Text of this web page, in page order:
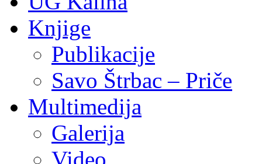
Knjige
Publikacije
Savo Štrbac – Priče
Multimedija
Galerija